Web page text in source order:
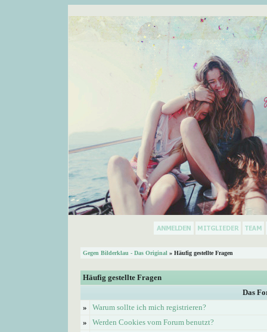
Gegen Bilderklau - Das Original » Häufig gestellte Fragen
Häufig gestellte Fragen
Das
»
Warum sollte ich mich registrieren?
»
Werden Cookies vom Forum benutzt?